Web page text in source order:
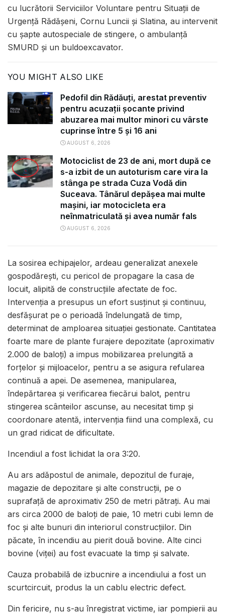
cu lucrătorii Serviciilor Voluntare pentru Situații de
Urgență Rădășeni, Cornu Luncii și Slatina, au intervenit
cu șapte autospeciale de stingere, o ambulanță
SMURD și un buldoexcavator.
YOU MIGHT ALSO LIKE
Pedofil din Rădăuți, arestat preventiv
pentru acuzații șocante privind
abuzarea mai multor minori cu vârste
cuprinse între 5 și 16 ani
AUGUST 6, 2026
Motociclist de 23 de ani, mort după ce
s-a izbit de un autoturism care vira la
stânga pe strada Cuza Vodă din
Suceava. Tânărul depășea mai multe
mașini, iar motocicleta era
neînmatriculată și avea număr fals
AUGUST 6, 2026
La sosirea echipajelor, ardeau generalizat anexele
gospodărești, cu pericol de propagare la casa de
locuit, alipită de construcțiile afectate de foc.
Intervenția a presupus un efort susținut și continuu,
desfășurat pe o perioadă îndelungată de timp,
determinat de amploarea situației gestionate. Cantitatea
foarte mare de plante furajere depozitate (aproximativ
2.000 de baloți) a impus mobilizarea prelungită a
forțelor și mijloacelor, pentru a se asigura refularea
continuă a apei. De asemenea, manipularea,
îndepărtarea și verificarea fiecărui balot, pentru
stingerea scânteilor ascunse, au necesitat timp și
coordonare atentă, intervenția fiind una complexă, cu
un grad ridicat de dificultate.
Incendiul a fost lichidat la ora 3:20.
Au ars adăpostul de animale, depozitul de furaje,
magazie de depozitare și alte construcții, pe o
suprafață de aproximativ 250 de metri pătrați. Au mai
ars circa 2000 de baloți de paie, 10 metri cubi lemn de
foc și alte bunuri din interiorul construcțiilor. Din
păcate, în incendiu au pierit două bovine. Alte cinci
bovine (viței) au fost evacuate la timp și salvate.
Cauza probabilă de izbucnire a incendiului a fost un
scurtcircuit, produs la un cablu electric defect.
Din fericire, nu s-au înregistrat victime, iar pompierii au